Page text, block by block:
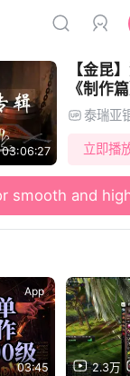
03:06:27
【金昆
《制作篇
泰瑞亚
立即播
03:45
App
2.3万